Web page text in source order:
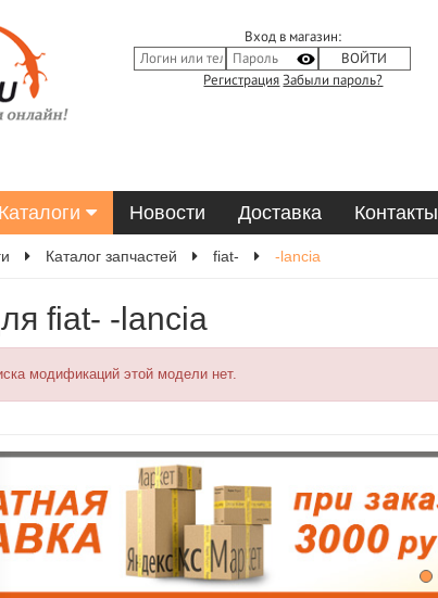
Вход в магазин:
Регистрация Забыли пароль?
Каталоги Новости Доставка Контакты
Каталог запчастей fiat- -lancia
fiat- -lancia
модификаций этой модели нет.